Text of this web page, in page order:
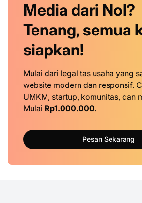
Media dari Nol?
Tenang, semua
siapkan!
Mulai dari legalitas usaha yang
website modern dan responsif.
UMKM, startup, komunitas, dan
Mulai Rp1.000.000.
Pesan Sekarang